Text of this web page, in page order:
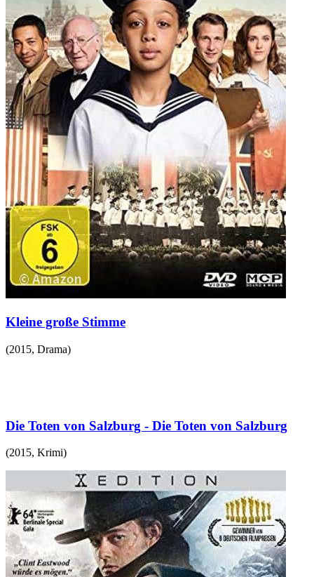
Kleine große Stimme
(2015, Drama)
Die Toten von Salzburg - Die Toten von Salzburg
(2015, Krimi)